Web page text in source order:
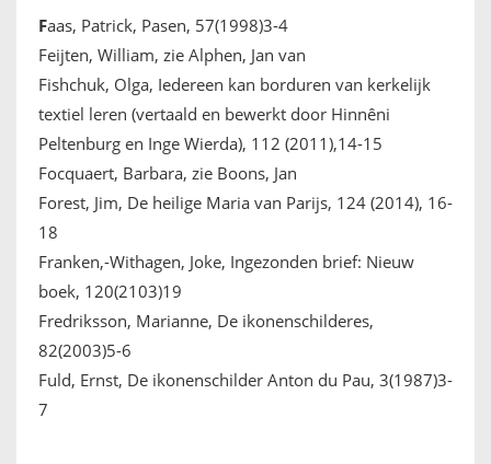
Faas, Patrick, Pasen, 57(1998)3-4
Feijten, William, zie Alphen, Jan van
Fishchuk, Olga, Iedereen kan borduren van kerkelijk
textiel leren (vertaald en bewerkt door Hinnêni
Peltenburg en Inge Wierda), 112 (2011),14-15
Focquaert, Barbara, zie Boons, Jan
Forest, Jim, De heilige Maria van Parijs, 124 (2014), 16-
18
Franken,-Withagen, Joke, Ingezonden brief: Nieuw
boek, 120(2103)19
Fredriksson, Marianne, De ikonenschilderes,
82(2003)5-6
Fuld, Ernst, De ikonenschilder Anton du Pau, 3(1987)3-
7